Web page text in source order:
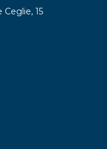
15